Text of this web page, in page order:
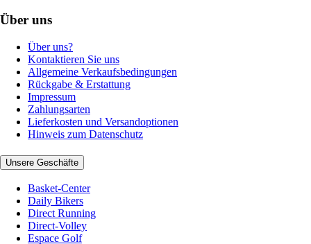
Über uns
Über uns?
Kontaktieren Sie uns
Allgemeine Verkaufsbedingungen
Rückgabe & Erstattung
Impressum
Zahlungsarten
Lieferkosten und Versandoptionen
Hinweis zum Datenschutz
Unsere Geschäfte
Basket-Center
Daily Bikers
Direct Running
Direct-Volley
Espace Golf